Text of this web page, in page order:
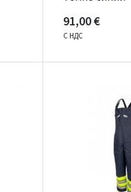
91,00 €
С НДС